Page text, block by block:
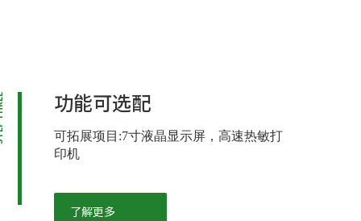
功能可选配
可拓展项目:7寸液晶显示屏，高速热敏打
印机
了解更多